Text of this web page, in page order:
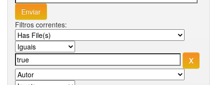
Filtros correntes: